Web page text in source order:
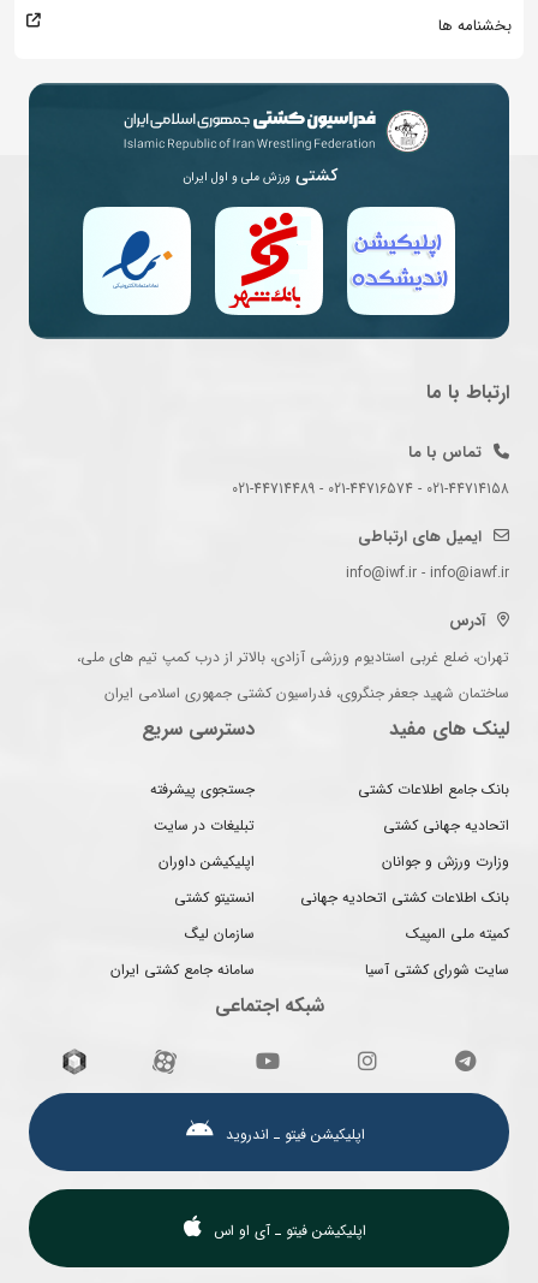
بخشنامه ها
کشتی ورزش ملی و اول ایران
ارتباط با ما
تماس با ما
021-44714158 - 021-44716574 - 021-44714489
ایمیل های ارتباطی
info@iwf.ir - info@iawf.ir
آدرس
تهران، ضلع غربی استادیوم ورزشی آزادی، بالاتر از درب کمپ تیم های ملی،
ساختمان شهید جعفر جنگروی، فدراسیون کشتی جمهوری اسلامی ایران
لینک های مفید
بانک جامع اطلاعات کشتی
اتحادیه جهانی کشتی
وزارت ورزش و جوانان
بانک اطلاعات کشتی اتحادیه جهانی
کمیته ملی المپیک
سایت شورای کشتی آسیا
دسترسی سریع
جستجوی پیشرفته
تبلیغات در سایت
اپلیکیشن داوران
انستیتو کشتی
سازمان لیگ
سامانه جامع کشتی ایران
شبکه اجتماعی
اپلیکیشن فیتو ـ اندروید
اپلیکیشن فیتو ـ آی او اس